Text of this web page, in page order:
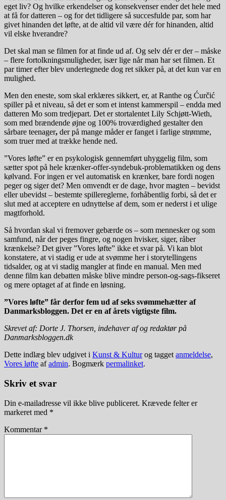
eget liv? Og hvilke erkendelser og konsekvenser ender det hele med
at få for datteren – og for det tidligere så succesfulde par, som har
givet hinanden det løfte, at de altid vil være dér for hinanden, altid
vil elske hverandre?
Det skal man se filmen for at finde ud af. Og selv dér er der – måske
– flere fortolkningsmuligheder, især lige når man har set filmen. Et
par timer efter blev undertegnede dog ret sikker på, at det kun var en
mulighed.
Men den eneste, som skal erklæres sikkert, er, at Ranthe og Ćurčić
spiller på et niveau, så det er som et intenst kammerspil – endda med
datteren Mo som tredjepart. Det er stortalentet Lily Schjøtt-Wieth,
som med brændende øjne og 100% troværdighed gestalter den
sårbare teenager, der på mange måder er fanget i farlige strømme,
som truer med at trække hende ned.
”Vores løfte” er en psykologisk gennemført uhyggelig film, som
sætter spot på hele krænker-offer-syndebuk-problematikken og dens
kølvand. For ingen er vel automatisk en krænker, bare fordi nogen
peger og siger det? Men omvendt er de dage, hvor magten – bevidst
eller ubevidst – bestemte spillereglerne, forhåbentlig forbi, så det er
slut med at acceptere en udnyttelse af dem, som er nederst i et ulige
magtforhold.
Så hvordan skal vi fremover gebærde os – som mennesker og som
samfund, når der peges fingre, og nogen hvisker, siger, råber
krænkelse? Det giver ”Vores løfte” ikke et svar på. Vi kan blot
konstatere, at vi stadig er ude at svømme her i storytellingens
tidsalder, og at vi stadig mangler at finde en manual. Men med
denne film kan debatten måske blive mindre person-og-sags-fikseret
og mere optaget af at finde en løsning.
”Vores løfte” får derfor fem ud af seks svømmehætter af
Danmarksbloggen. Det er en af årets vigtigste film.
Skrevet af: Dorte J. Thorsen, indehaver af og redaktør på
Danmarksbloggen.dk
Dette indlæg blev udgivet i Kunst & Kulturog taggetanmeldelse,
Vores løfte afadmin. Bogmærk permalinket.
Skriv et svar
Din e-mailadresse vil ikke blive publiceret. Krævede felter er
markeret med *
Kommentar *